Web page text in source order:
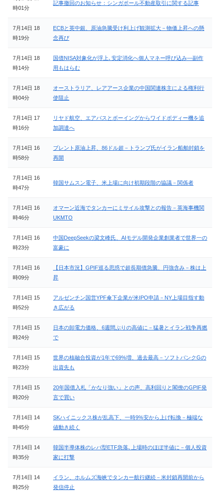
時01分
記事撤回のお知らせ：シンガポール不動産取引に関する記事
7月14日 18
時19分
ECBと英中銀、原油急騰受け利上げ観測拡大－物価上昇への懸
念再び
7月14日 18
時14分
国債NISA対象化が浮上､安定消化へ個人マネー呼び込み―副作
用もはらむ
7月14日 18
時04分
オーストラリア、レアアース企業の中国関連株主による権利行
使阻止
7月14日 17
時16分
リヤド航空、エアバスとボーイングからワイドボディー機を追
加調達へ
7月14日 16
時58分
ブレント原油上昇、86ドル超－トランプ氏がイラン船舶封鎖を
再開
7月14日 16
時47分
韓国サムスン電子、米上場に向け初期段階の協議－関係者
7月14日 16
時46分
オマーン近海でタンカーにミサイル攻撃との報告－英海事機関
UKMTO
7月14日 16
時23分
中国DeepSeekの梁文峰氏、AIモデル開発企業創業者で世界一の
富豪に
7月14日 16
時09分
【日本市況】GPIF巡る思惑で超長期債急騰、円強含み－株は上
昇
7月14日 15
時52分
アルゼンチン国営YPF傘下企業が米IPO申請－NY上場目指す動
き広がる
7月14日 15
時24分
日本の卸電力価格、6週間ぶりの高値に－猛暑とイラン戦争再燃
で
7月14日 15
時23分
世界の核融合投資が1年で69%増、過去最高－ソフトバンクGの
出資先も
7月14日 15
時20分
20年国債入札「かなり強い」との声、高利回りと閣僚のGPIF発
言で買い
7月14日 14
時45分
SKハイニックス株が乱高下、一時9%安から上げ転換－極端な
値動き続く
7月14日 14
時35分
韓国半導体株のレバ型ETF急落､上場時のほぼ半値に－個人投資
家に打撃
7月14日 14
時25分
イラン、ホルムズ海峡でタンカー航行継続－米封鎖再開前から
発信停止